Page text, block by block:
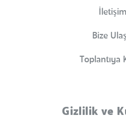
İletişim
Bize
Toplantıya
Gizlilik ve